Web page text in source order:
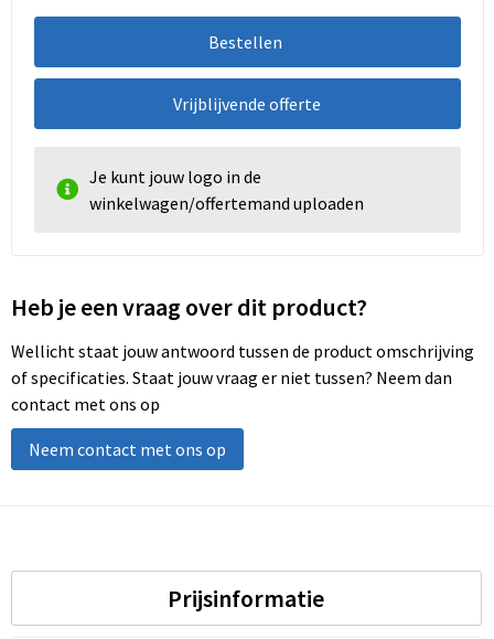
Bestellen
Vrijblijvende offerte
Je kunt jouw logo in de
winkelwagen/offertemand uploaden
Heb je een vraag over dit product?
Wellicht staat jouw antwoord tussen de product omschrijving
of specificaties. Staat jouw vraag er niet tussen? Neem dan
contact met ons op
Neem contact met ons op
Prijsinformatie